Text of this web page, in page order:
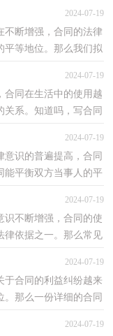
2024-07-19
不断增强，合同的法律
平等地位。那么我们拟
2024-07-19
合同在生活中的使用越
系。知道吗，写合同
2024-07-19
识的普遍提高，合同
能平衡双方当事人的平
2024-07-19
识不断增强，合同的使
律依据之一。那么常见
2024-07-19
于合同的利益纠纷越来
那么一份详细的合同
2024-07-19